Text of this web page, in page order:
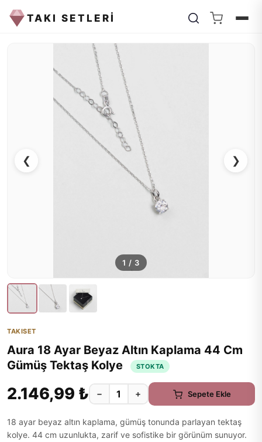
TAKI SETLERİ
❮ ❯
1 / 3
TAKISET
Aura 18 Ayar Beyaz Altın Kaplama 44 Cm
Gümüş Tektaş Kolye
STOKTA
2.146,99 ₺ − + Sepete Ekle
18 ayar beyaz altın kaplama, gümüş tonunda parlayan tektaş
kolye. 44 cm uzunlukta, zarif ve sofistike bir görünüm sunuyor.